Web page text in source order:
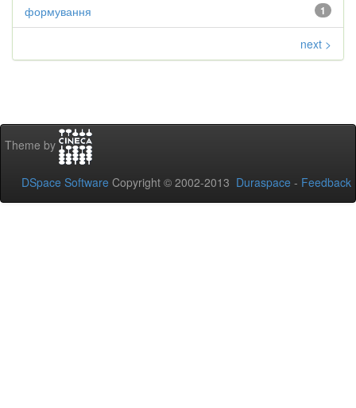
1
формування
next >
Theme by
DSpace Software Copyright © 2002-2013 Duraspace - Feedback